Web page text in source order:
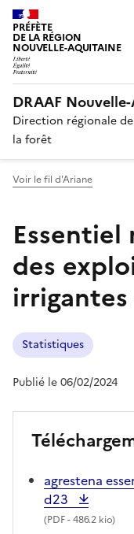
PRÉFÈTE
DE LA RÉGION
NOUVELLE-AQUITAINE
DRAAF
Direction régionale
la forêt
Voir le fil d'Ariane
Essentiel
des
irrigantes
Statistiques
Publié le 06/02/2024
agrestena
d23
(PDF- 486.2 kio)